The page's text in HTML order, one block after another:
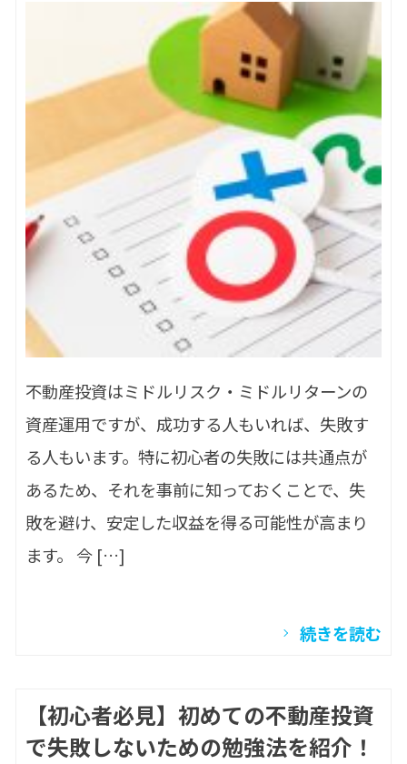
不動産投資はミドルリスク・ミドルリターンの
資産運用ですが、成功する人もいれば、失敗す
る人もいます。特に初心者の失敗には共通点が
あるため、それを事前に知っておくことで、失
敗を避け、安定した収益を得る可能性が高まり
ます。 今 […]
続きを読む
【初心者必見】初めての不動産投資
で失敗しないための勉強法を紹介！